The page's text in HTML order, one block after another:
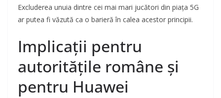
Excluderea unuia dintre cei mai mari jucători din piața 5G
ar putea fi văzută ca o barieră în calea acestor principii.
Implicații pentru
autoritățile române și
pentru Huawei